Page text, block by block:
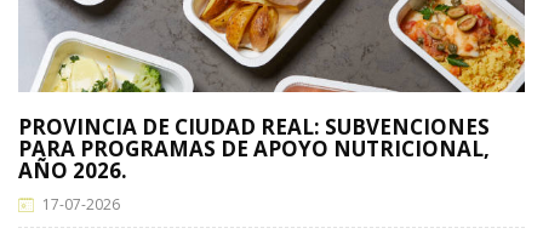
PROVINCIA DE CIUDAD REAL: SUBVENCIONES
PARA PROGRAMAS DE APOYO NUTRICIONAL,
AÑO 2026.
17-07-2026